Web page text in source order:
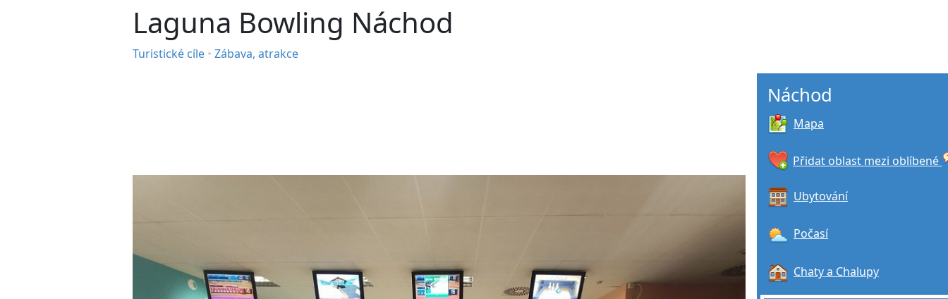
Laguna Bowling Náchod
Turistické cíle • Zábava, atrakce
Náchod
Mapa
Přidat oblast mezi oblíbené
Ubytování
Počasí
Chaty a Chalupy